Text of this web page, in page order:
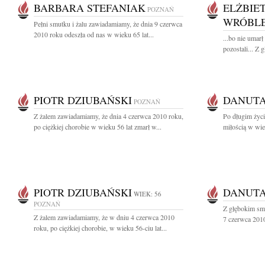
BARBARA STEFANIAK POZNAŃ
Pełni smutku i żalu zawiadamiamy, że dnia 9 czerwca
2010 roku odeszła od nas w wieku 65 lat...
...bo nie
pozostali... Z
PIOTR DZIUBAŃSKI POZNAŃ
Z żalem zawiadamiamy, że dnia 4 czerwca 2010 roku,
po ciężkiej chorobie w wieku 56 lat zmarł w...
Po długim
miłością w
PIOTR DZIUBAŃSKI WIEK: 56
POZNAŃ
Z żalem zawiadamiamy, że w dniu 4 czerwca 2010
roku, po ciężkiej chorobie, w wieku 56-ciu lat...
Z głębokim
7 czerwca